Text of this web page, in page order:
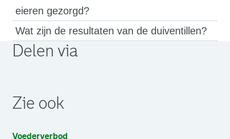
eieren gezorgd?
Wat zijn de resultaten van de duiventillen?
Delen via
Zie ook
Voederverbod